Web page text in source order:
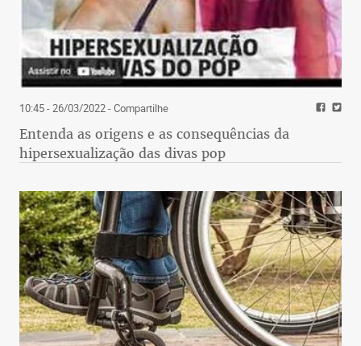
10:45 - 26/03/2022- Compartilhe
Entenda as origens e as consequências da
hipersexualização das divas pop